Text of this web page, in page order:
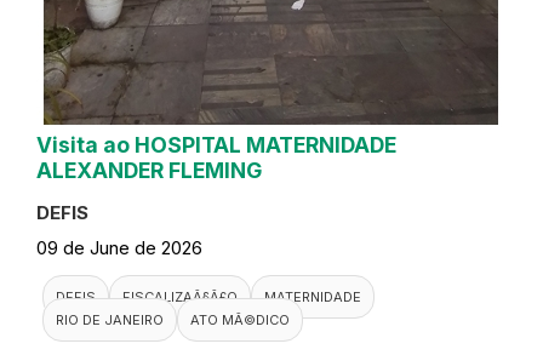
Visita ao HOSPITAL MATERNIDADE
ALEXANDER FLEMING
DEFIS
09 de June de 2026
DEFIS FISCALIZAÃ§Ã£O
MATERNIDADE
RIO DE JANEIRO
ATO MÃ©DICO